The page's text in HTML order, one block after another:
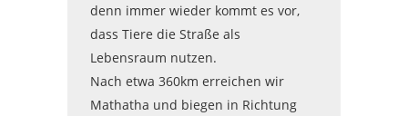
denn immer wieder kommt es vor,
dass Tiere die Straße als
Lebensraum nutzen.
Nach etwa 360km erreichen wir
Mathatha und biegen in Richtung